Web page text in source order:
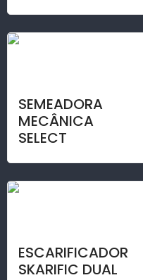
SEMEADORA
MECÂNICA
SELECT
ESCARIFICADOR
SKARIFIC DUAL